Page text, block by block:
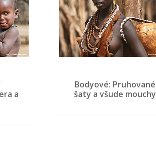
a
Bodyové: Pruhované
šaty a všude mouchy